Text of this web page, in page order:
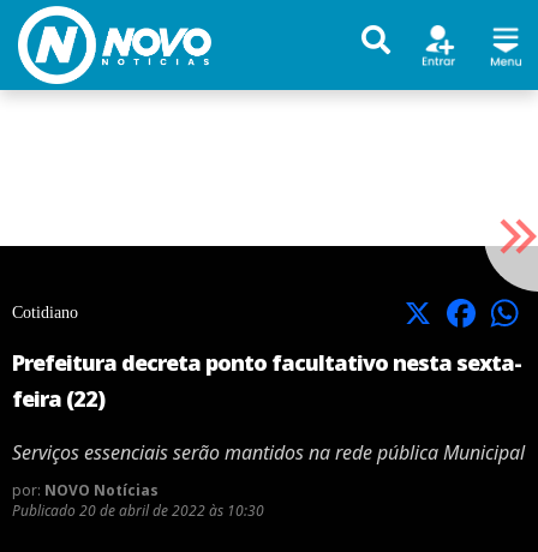
Cotidiano X Facebook
Prefeitura decreta ponto facultativo nesta sexta-
feira (22)
Serviços essenciais serão mantidos na rede pública Municipal
por: NOVO Notícias
Publicado 20 de abril de 2022 às 10:30